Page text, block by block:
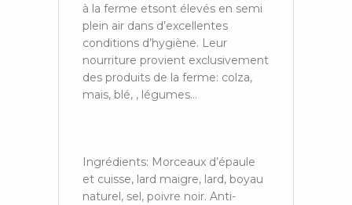
à la ferme etsont élevés en semi
plein air dans d’excellentes
conditions d’hygiène. Leur
nourriture provient exclusivement
des produits de la ferme: colza,
mais, blé, , légumes…
Ingrédients: Morceaux d’épaule
et cuisse, lard maigre, lard, boyau
naturel, sel, poivre noir. Anti-